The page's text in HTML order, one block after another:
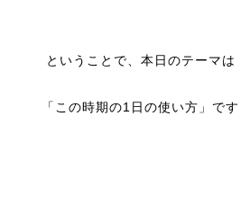
ということで、本日のテーマは
「この時期の1日の使い方」です